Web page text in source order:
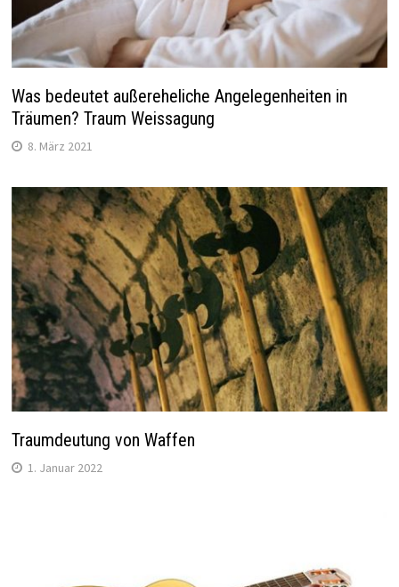
Was bedeutet außereheliche Angelegenheiten in
Träumen? Traum Weissagung
8. März 2021
Traumdeutung von Waffen
1. Januar 2022